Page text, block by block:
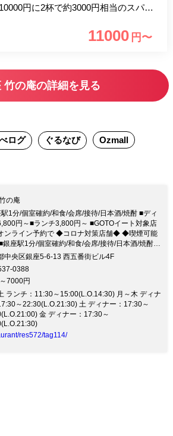
10000円に2杯で約3000円相当のスパー
もお得な期間限定コースです。 ■おすす
11000 円〜
竹の庵の詳細を見る
ログ ぐるなび Ozmall
の庵
1分/個室確約/和食/会席/接待/日本酒/焼酎 ■ディ
円～■ランチ3,800円～ ■GOTOイート対象店
ンライン予約で ◆コロナ対策店舗◆ ◆喫煙可能
座駅1分/個室確約/和食/会席/接待/日本酒/焼酎 ■
ー6,800円～■ランチ3,800円～ ■GOTOイート対
◆【秋の献立】今回のお料理のテーマは… ■秋の
覚を味わおう■ …です。料理長と食材を活かした
考えました ■銀座駅近徒歩１分／ご予約個室確約
客様の「安心」と「安全」を守ります】 ・対面
染防止シート設置可能 ・テーブルやお座席等の
げ ・アルコール除菌スプレー設置※入店時必ず
下さい ・空調他、扉を開けた換気 ・ソーシャル
中央区銀座5-6-13 西五番街ビル4F
0388
7000円
ランチ：11:30～15:00(L.O.14:30) 月～木 ディナ
～22:30(L.O.21:30) 土 ディナー：17:30～
金 ディナー：17:30～
res572/tag114/